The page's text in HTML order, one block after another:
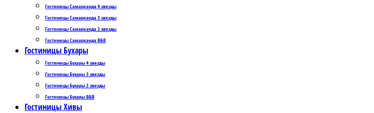
Гостиницы Самарканда 4 звезды
Гостиницы Самарканда 3 звезды
Гостиницы Самарканда 2 звезды
Гостиницы Самарканда B&B
Гостиницы Бухары
Гостиницы Бухары 4 звезды
Гостиницы Бухары 3 звезды
Гостиницы Бухары 2 звезды
Гостиницы Бухары B&B
Гостиницы Хивы